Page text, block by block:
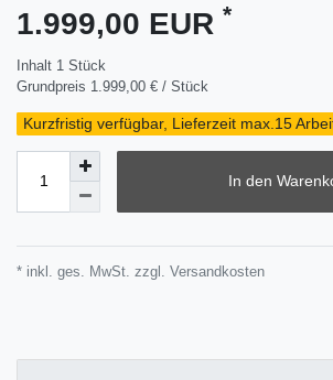
1.999,00 EUR *
Inhalt 1 Stück
Grundpreis 1.999,00 € / Stück
Kurzfristig verfügbar, Lieferzeit max.15
In den
* inkl. ges. MwSt. zzgl. Versandkosten